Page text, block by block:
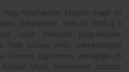
hogy folyamatosan képezte magát és
tréningeken. 1999-től 2005-ig a
Uniós felkészítő programjában,
Több Európai Uniós szakképesítése
Corvinus Egyetemen, pedagógia és
Uniós ismereteket szerzett.